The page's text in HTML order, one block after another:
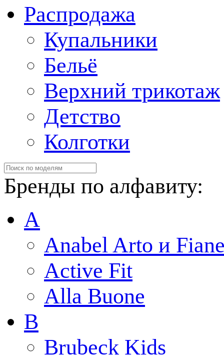
Распродажа
Купальники
Бельё
Верхний трикотаж
Детство
Колготки
Бренды по алфавиту:
A
Anabel Arto и
Active Fit
Alla Buone
B
Brubeck Kids